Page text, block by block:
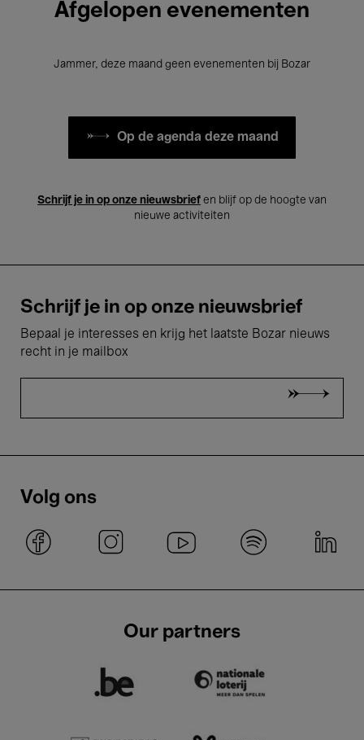
Afgelopen evenementen
Jammer, deze maand geen evenementen bij Bozar
Op de agenda deze maand
Schrijf je in op onze nieuwsbrief en blijf op de hoogte van
nieuwe activiteiten
Schrijf je in op onze nieuwsbrief
Bepaal je interesses en krijg het laatste Bozar nieuws
recht in je mailbox
Volg ons
Our partners